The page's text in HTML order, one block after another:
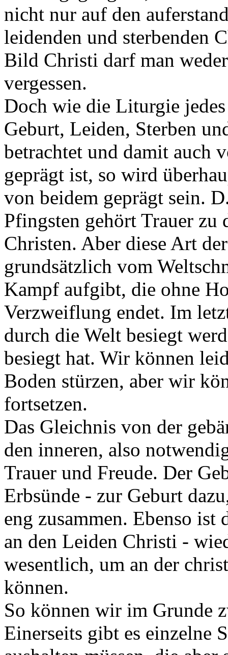
nicht nur auf den
leidenden und sterbenden
Bild Christi darf man
vergessen.
Doch wie die Liturgie
Geburt, Leiden, Sterben
betrachtet und damit auch
geprägt ist, so wird
von beidem geprägt sein.
Pfingsten gehört Trauer zu
Christen. Aber diese Art
grundsätzlich vom
Kampf aufgibt, die ohne
Verzweiflung endet. Im
durch die Welt besiegt
besiegt hat. Wir können
Boden stürzen, aber wir
fortsetzen.
Das Gleichnis von der
den inneren, also
Trauer und Freude. Der
Erbsünde - zur Geburt
eng zusammen. Ebenso
an den Leiden Christi -
wesentlich, um an der
können.
So können wir im Grunde
Einerseits gibt es einzelne